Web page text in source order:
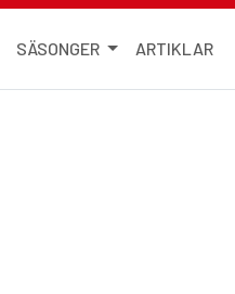
SÄSONGER ARTIKLAR